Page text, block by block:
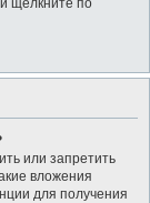
щёлкните по
или запретить
вложения
для получения